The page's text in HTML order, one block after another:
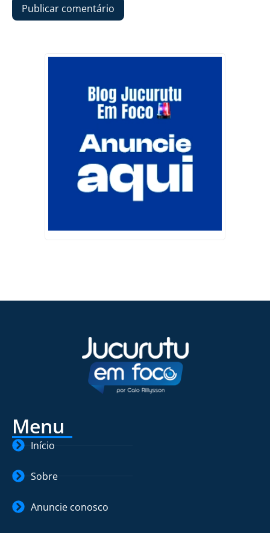
Menu
Início
Sobre
Anuncie conosco